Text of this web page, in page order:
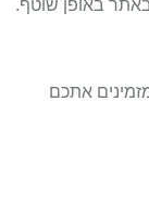
באופן שוטף.
אתכם